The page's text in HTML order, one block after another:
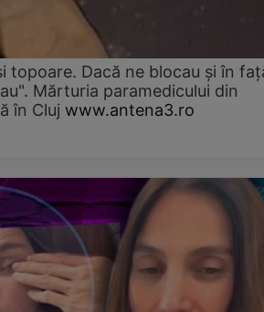
topoare. Dacă ne blocau şi în
Mărturia paramedicului din
în Cluj www.antena3.ro